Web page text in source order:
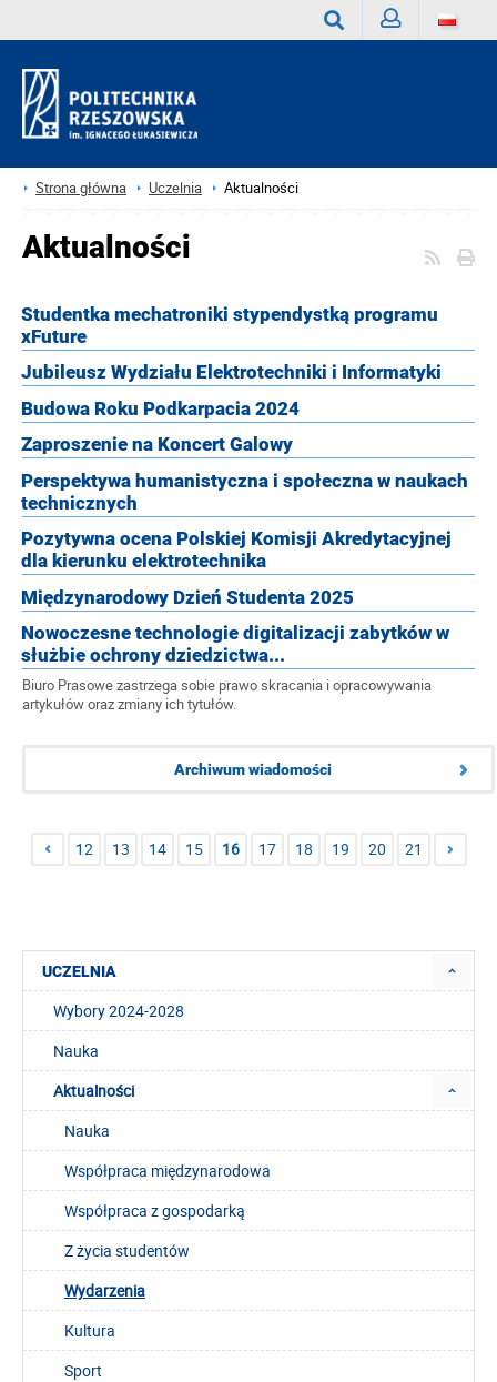
Strona główna Uczelnia Aktualności
Aktualności
Studentka mechatroniki stypendystką programu
xFuture
Jubileusz Wydziału Elektrotechniki i Informatyki
Budowa Roku Podkarpacia 2024
Zaproszenie na Koncert Galowy
Perspektywa humanistyczna i społeczna w naukach
technicznych
Pozytywna ocena Polskiej Komisji Akredytacyjnej
dla kierunku elektrotechnika
Międzynarodowy Dzień Studenta 2025
Nowoczesne technologie digitalizacji zabytków w
służbie ochrony dziedzictwa...
Biuro Prasowe zastrzega sobie prawo skracania i opracowywania
artykułów oraz zmiany ich tytułów.
Archiwum wiadomości
12 13 14 15 16 17 18 19 20 21
UCZELNIA
Wybory 2024-2028
Nauka
Aktualności
Nauka
Współpraca międzynarodowa
Współpraca z gospodarką
Z życia studentów
Wydarzenia
Kultura
Sport